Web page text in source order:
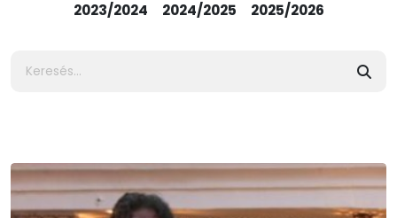
2023/2024
2024/2025 2025/2026